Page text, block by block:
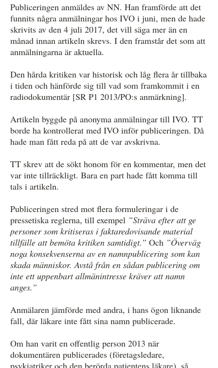
Publiceringen anmäldes av NN. Han framförde att det
funnits några anmälningar hos IVO i juni, men de hade
skrivits av den 4 juli 2017, det vill säga mer än en
månad innan artikeln skrevs. I den framstår det som att
anmälningarna är aktuella.
Den hårda kritiken var historisk och låg flera år tillbaka
i tiden och hänförde sig till vad som framkommit i en
radiodokumentär [SR P1 2013/PO:s anmärkning].
Artikeln byggde på anonyma anmälningar till IVO. TT
borde ha kontrollerat med IVO inför publiceringen. Då
hade man fått reda på att de var avskrivna.
TT skrev att de sökt honom för en kommentar, men det
var inte tillräckligt. Bara en part hade fått komma till
tals i artikeln.
Publiceringen stred mot flera formuleringar i de
pressetiska reglerna, till exempel ”Sträva efter att ge
personer som kritiseras i faktaredovisande material
tillfälle att bemöta kritiken samtidigt.” Och ”Överväg
noga konsekvenserna av en namnpublicering som kan
skada människor. Avstå från en sådan publicering om
inte ett uppenbart allmänintresse kräver att namn
anges.”
Anmälaren jämförde med andra, i hans ögon liknande
fall, där läkare inte fått sina namn publicerade.
Om han varit en offentlig person 2013 när
dokumentären publicerades (företagsledare,
psykiatriker och den berörda patientens läkare), så